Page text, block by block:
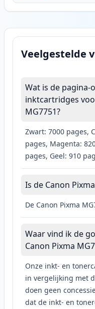
Veelgestelde
Wat is de pagina-
inktcartridges
MG7751?
Zwart: 7000 pages,
pages, Magenta:
pages, Geel: 910
Is de Canon
De Canon Pixma
Waar vind ik de
Canon Pixma
Onze inkt- en
in vergelijking met
doen geen
dat de inkt- en